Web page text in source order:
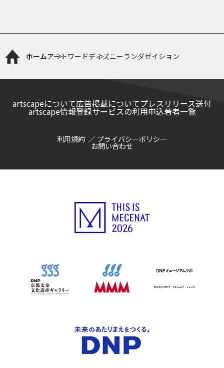
ホームアートワードディズニーランダゼイション
artscapeについて広告掲載についてプレスリリース送付
artscape情報登録サービスの利用申込著者一覧
利用規約 プライバシーポリシー
お問い合わせ